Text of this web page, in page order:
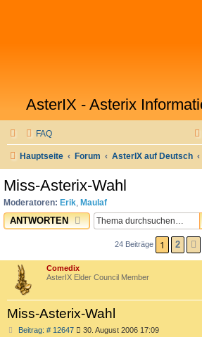
AsterIX - Asterix
FAQ
Hauptseite Forum AsterIX auf Deutsch
Miss-Asterix-Wahl
Moderatoren: Erik, Maulaf
ANTWORTEN
24 Beiträge 1 2
Comedix
AsterIX Elder Council Member
Miss-Asterix-Wahl
Beitrag: # 12647B 30. August 2006 17:09